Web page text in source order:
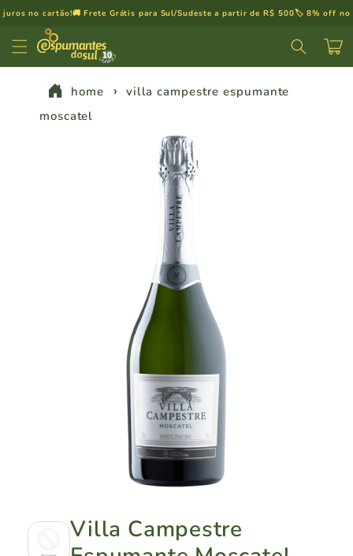
para o
conteúdo
no cartão!🚚 Frete Grátis para Sul/Sudeste a partir de R$ 500🏷️ 8% off no
home
villa campestre espumante
moscatel
Villa Campestre